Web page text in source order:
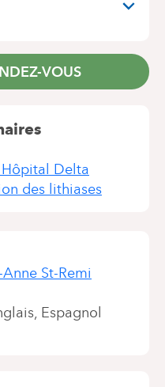
VOUS
Delta
des lithiases
Anne St-Remi
Espagnol